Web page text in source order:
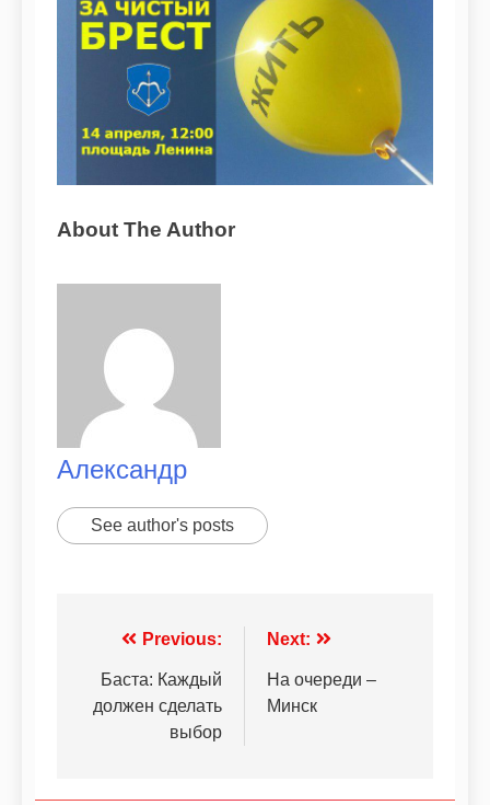
About The Author
Александр
See author's posts
Previous:
Баста: Каждый
должен сделать
выбор
Next:
На очереди –
Минск